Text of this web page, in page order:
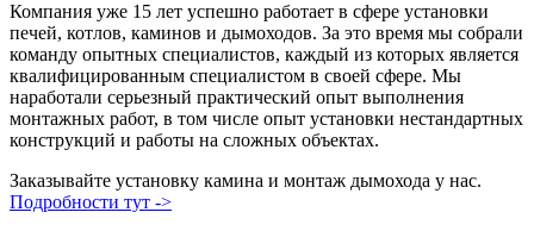
Компания уже 15 лет успешно работает в сфере установки
печей, котлов, каминов и дымоходов. За это время мы собрали
команду опытных специалистов, каждый из которых является
квалифицированным специалистом в своей сфере. Мы
наработали серьезный практический опыт выполнения
монтажных работ, в том числе опыт установки нестандартных
конструкций и работы на сложных объектах.
Заказывайте установку камина и монтаж дымохода у нас.
Подробности тут ->